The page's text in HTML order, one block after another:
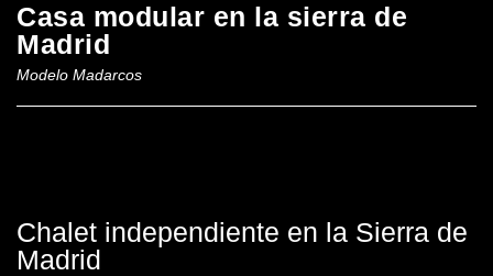
Casa modular en la sierra de
Madrid
Modelo Madarcos
Chalet independiente en la Sierra de
Madrid